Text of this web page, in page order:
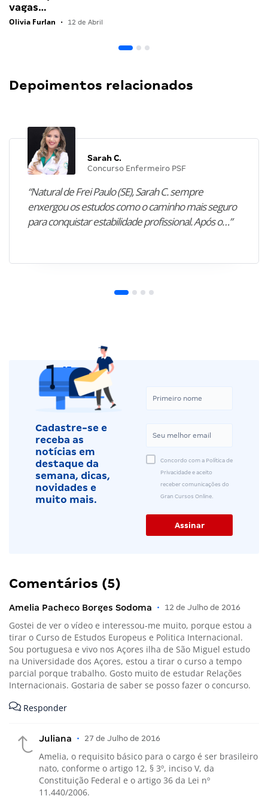
vagas…
Olivia Furlan • 12 de Abril
Depoimentos relacionados
Sarah C.
Concurso Enfermeiro PSF
“Natural de Frei Paulo (SE), Sarah C. sempre
enxergou os estudos como o caminho mais seguro
para conquistar estabilidade profissional. Após o…”
Cadastre-se e
receba as
notícias em
destaque da
semana, dicas,
novidades e
muito mais.
Concordo com a Política de
Privacidade e aceito
receber comunicações do
Gran Cursos Online.
Comentários (5)
Amelia Pacheco Borges Sodoma • 12 de Julho de 2016
Gostei de ver o vídeo e interessou-me muito, porque estou a
tirar o Curso de Estudos Europeus e Politica Internacional.
Sou portuguesa e vivo nos Açores ilha de São Miguel estudo
na Universidade dos Açores, estou a tirar o curso a tempo
parcial porque trabalho. Gosto muito de estudar Relações
Internacionais. Gostaria de saber se posso fazer o concurso.
Responder
Juliana • 27 de Julho de 2016
Amelia, o requisito básico para o cargo é ser brasileiro
nato, conforme o artigo 12, § 3º, inciso V, da
Constituição Federal e o artigo 36 da Lei nº
11.440/2006.